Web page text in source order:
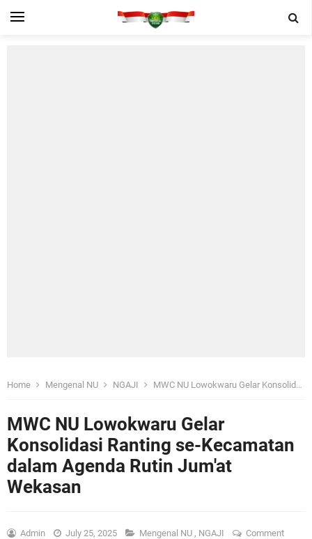
Home Mengenal NU NGAJI MWC NU Lowokwaru Gelar Konsolidasi Ranting se-Kecamatan dalam Agenda Rutin Jum'at Wekasan
MWC NU Lowokwaru Gelar
Konsolidasi Ranting se-Kecamatan
dalam Agenda Rutin Jum'at
Wekasan
Admin July 25, 2025 Mengenal NU , NGAJI Comment